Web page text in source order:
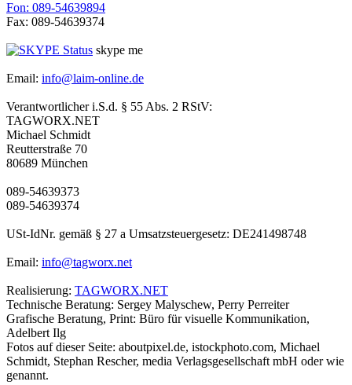
Fon: 089-54639894
Fax: 089-54639374
skype me
Email: info@laim-online.de
Verantwortlicher i.S.d. § 55 Abs. 2 RStV:
TAGWORX.NET
Michael Schmidt
Reutterstraße 70
80689 München
089-54639373
089-54639374
USt-IdNr. gemäß § 27 a Umsatzsteuergesetz: DE241498748
Email: info@tagworx.net
Realisierung: TAGWORX.NET
Technische Beratung: Sergey Malyschew, Perry Perreiter
Grafische Beratung, Print: Büro für visuelle Kommunikation,
Adelbert Ilg
Fotos auf dieser Seite: aboutpixel.de, istockphoto.com, Michael
Schmidt, Stephan Rescher, media Verlagsgesellschaft mbH oder wie
genannt.